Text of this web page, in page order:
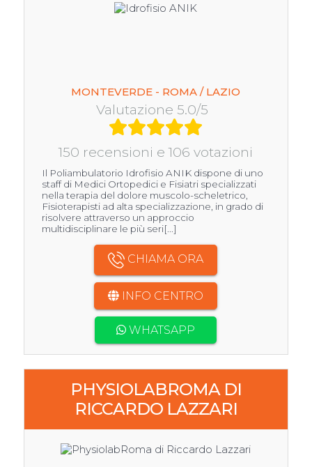
MONTEVERDE - ROMA / LAZIO
Valutazione 5.0/5
150 recensioni e 106 votazioni
Il Poliambulatorio Idrofisio ANIK dispone di uno
staff di Medici Ortopedici e Fisiatri specializzati
nella terapia del dolore muscolo-scheletrico,
Fisioterapisti ad alta specializzazione, in grado di
risolvere attraverso un approccio
multidisciplinare le più seri[...]
CHIAMA ORA
INFO CENTRO
WHATSAPP
PHYSIOLABROMA DI
RICCARDO LAZZARI